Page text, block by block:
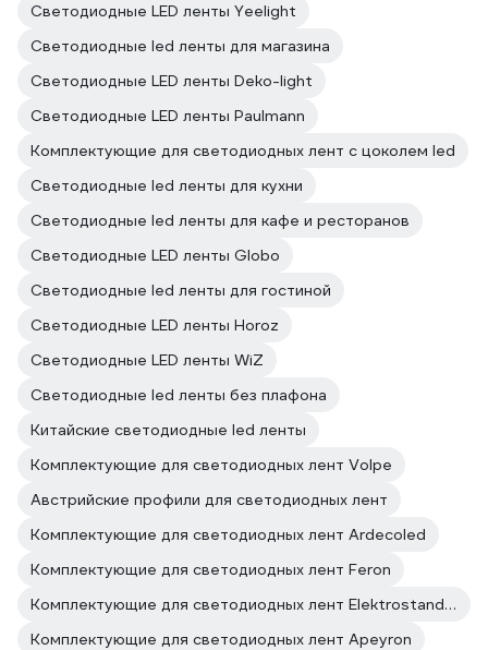
Светодиодные LED ленты Yeelight
Светодиодные led ленты для магазина
Светодиодные LED ленты Deko-light
Светодиодные LED ленты Paulmann
Комплектующие для светодиодных лент с цоколем led
Светодиодные led ленты для кухни
Светодиодные led ленты для кафе и ресторанов
Светодиодные LED ленты Globo
Светодиодные led ленты для гостиной
Светодиодные LED ленты Horoz
Светодиодные LED ленты WiZ
Светодиодные led ленты без плафона
Китайские светодиодные led ленты
Комплектующие для светодиодных лент Volpe
Австрийские профили для светодиодных лент
Комплектующие для светодиодных лент Ardecoled
Комплектующие для светодиодных лент Feron
Комплектующие для светодиодных лент Elektrostandard
Комплектующие для светодиодных лент Apeyron